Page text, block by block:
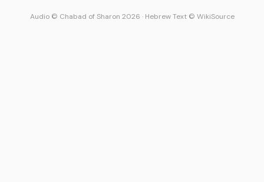
Audio © Chabad of Sharon 2026 · Hebrew Text © WikiSource